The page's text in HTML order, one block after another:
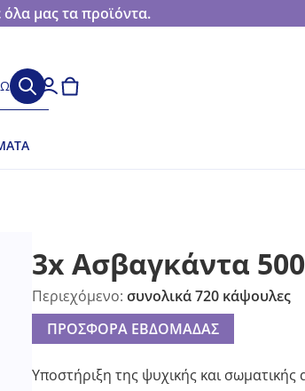
μας τα προϊόντα.
3x Ασβαγκάντα
Περιεχόμενο: συνολικά 720 κάψουλες
ΠΡΟΣΦΟΡΑ ΕΒΔΟΜΑΔΑΣ
Υποστήριξη της ψυχικής και